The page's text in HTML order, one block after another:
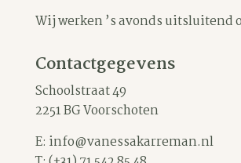
Wij werken ’s avonds uitsluitend
Contactgegevens
Schoolstraat 49
2251 BG Voorschoten
E: info@vanessakarreman.nl